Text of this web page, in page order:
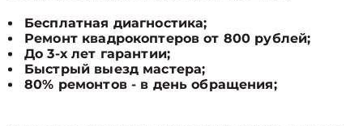
Бесплатная диагностика;
Ремонт квадрокоптеров от 800 рублей;
До 3-х лет гарантии;
Быстрый выезд мастера;
80% ремонтов - в день обращения;